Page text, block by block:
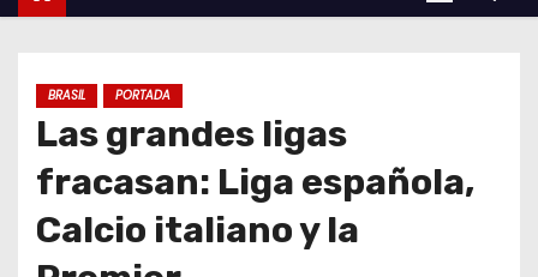
BRASIL PORTADA
Las grandes ligas
fracasan: Liga española,
Calcio italiano y la